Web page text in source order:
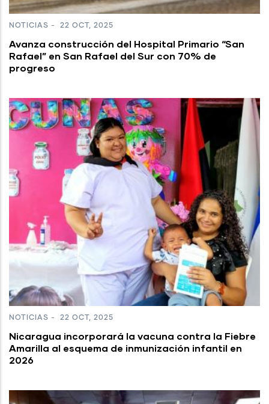
NOTICIAS - 22 OCT, 2025
Avanza construcción del Hospital Primario “San
Rafael” en San Rafael del Sur con 70% de
progreso
NOTICIAS - 22 OCT, 2025
Nicaragua incorporará la vacuna contra la Fiebre
Amarilla al esquema de inmunización infantil en
2026